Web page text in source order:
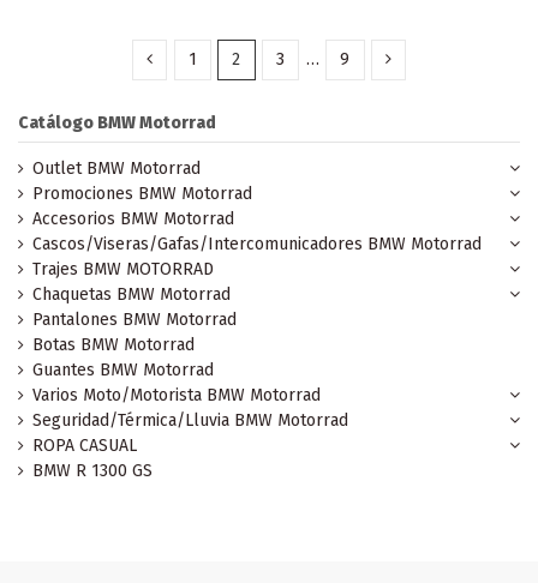
1 2 3 … 9
Catálogo BMW Motorrad
Outlet BMW Motorrad
Promociones BMW Motorrad
Accesorios BMW Motorrad
Cascos/Viseras/Gafas/Intercomunicadores BMW Motorrad
Trajes BMW MOTORRAD
Chaquetas BMW Motorrad
Pantalones BMW Motorrad
Botas BMW Motorrad
Guantes BMW Motorrad
Varios Moto/Motorista BMW Motorrad
Seguridad/Térmica/Lluvia BMW Motorrad
ROPA CASUAL
BMW R 1300 GS